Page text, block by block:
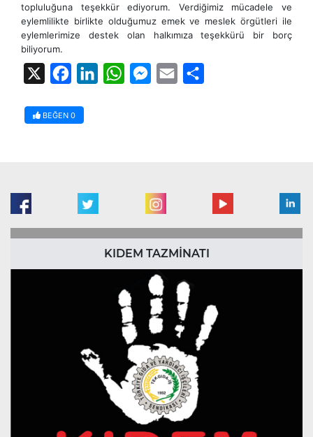
topluluğuna teşekkür ediyorum. Verdiğimiz mücadele ve
eylemlilikte birlikte olduğumuz emek ve meslek örgütleri ile
eylemlerimize destek olan halkımıza teşekkürü bir borç
biliyorum.
FacebookLinkedInWhatsAppMessenger
Email
BEĞEN 0
KIDEM TAZMİNATI